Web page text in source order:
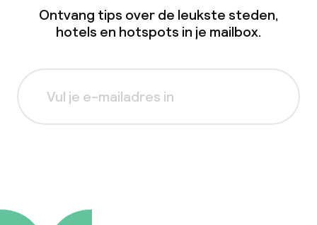
Ontvang tips over de leukste steden,
hotels en hotspots in je mailbox.